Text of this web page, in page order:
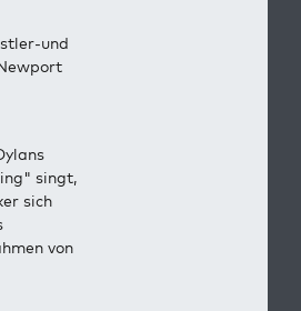
und
singt,
sich
von